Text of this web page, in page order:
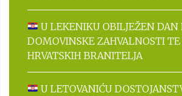
U LEKENIKU OBILJEŽEN DAN
DOMOVINSKE ZAHVALNOSTI
HRVATSKIH BRANITELJA
U LETOVANIĆU